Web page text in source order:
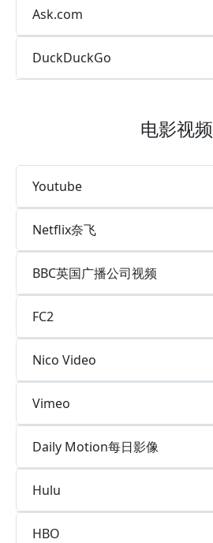
Ask.com
DuckDuckGo
电影视频
Youtube
Netflix奈飞
BBC英国广播公司视频
FC2
Nico Video
Vimeo
Daily Motion每日影像
Hulu
HBO